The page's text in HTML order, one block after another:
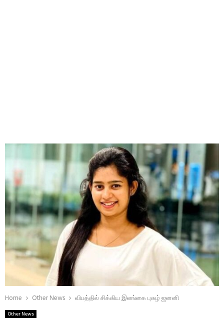
Home Other News விபத்தில் சிக்கிய இலங்கை புகழ் ஜனனி
Other News